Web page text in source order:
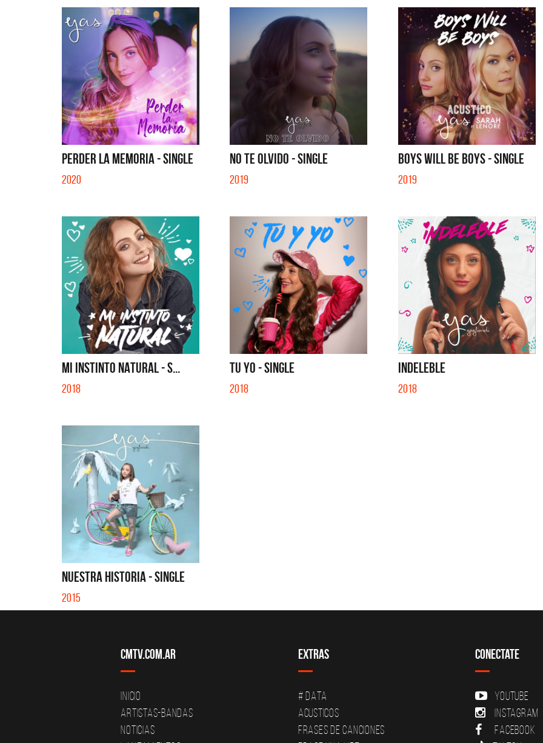
PERDER LA MEMORIA - SINGLE
2020
NO TE OLVIDO - SINGLE
2019
BOYS WILL BE BOYS - SINGLE
2019
MI INSTINTO NATURAL - S...
2018
TU YO - SINGLE
2018
INDELEBLE
2018
NUESTRA HISTORIA - SINGLE
2015
CMTV.com.ar
Inicio
Artistas-Bandas
Noticias
Extras
# DATA
Acusticos
Frases de canciones
Conectate
YouTube
Instagram
Facebook